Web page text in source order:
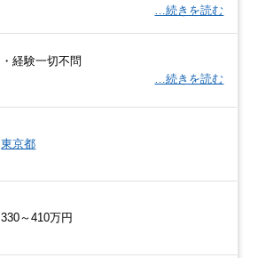
…続きを読む
・経験一切不問
…続きを読む
東京都
330～410万円